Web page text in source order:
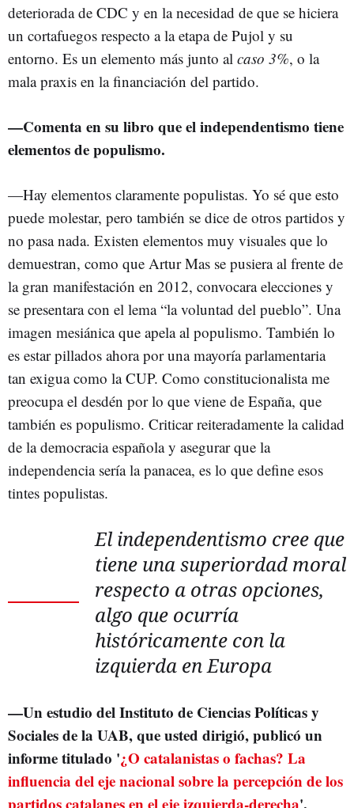
deteriorada de CDC y en la necesidad de que se hiciera
un cortafuegos respecto a la etapa de Pujol y su
entorno. Es un elemento más junto al caso 3%, o la
mala praxis en la financiación del partido.
—Comenta en su libro que el independentismo tiene
elementos de populismo.
—Hay elementos claramente populistas. Yo sé que esto
puede molestar, pero también se dice de otros partidos y
no pasa nada. Existen elementos muy visuales que lo
demuestran, como que Artur Mas se pusiera al frente de
la gran manifestación en 2012, convocara elecciones y
se presentara con el lema “la voluntad del pueblo”. Una
imagen mesiánica que apela al populismo. También lo
es estar pillados ahora por una mayoría parlamentaria
tan exigua como la CUP. Como constitucionalista me
preocupa el desdén por lo que viene de España, que
también es populismo. Criticar reiteradamente la calidad
de la democracia española y asegurar que la
independencia sería la panacea, es lo que define esos
tintes populistas.
El independentismo cree que
tiene una superiordad moral
respecto a otras opciones,
algo que ocurría
históricamente con la
izquierda en Europa
—Un estudio del Instituto de Ciencias Políticas y
Sociales de la UAB, que usted dirigió, publicó un
informe titulado '¿O catalanistas o fachas? La
influencia del eje nacional sobre la percepción de los
partidos catalanes en el eje izquierda-derecha'.